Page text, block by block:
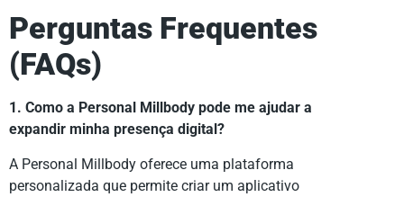
Perguntas Frequentes
(FAQs)
1. Como a Personal Millbody pode me ajudar a
expandir minha presença digital?
A Personal Millbody oferece uma plataforma
personalizada que permite criar um aplicativo